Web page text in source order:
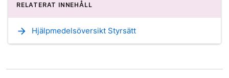
RELATERAT INNEHÅLL
arrow_forward Hjälpmedelsöversikt Styrsätt